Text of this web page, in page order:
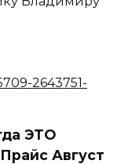
ЭТО
Август